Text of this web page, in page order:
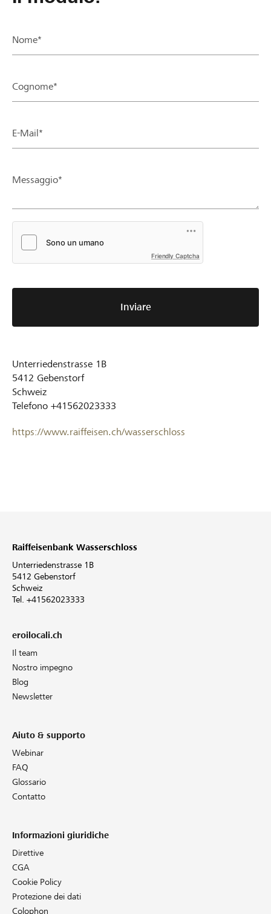
Nome*
Cognome*
E-Mail*
Messaggio*
Friendly Captcha
Inviare
Unterriedenstrasse 1B
5412 Gebenstorf
Schweiz
Telefono +41562023333
https://www.raiffeisen.ch/wasserschloss
Raiffeisenbank Wasserschloss
Unterriedenstrasse 1B
5412 Gebenstorf
Schweiz
Tel. +41562023333
eroilocali.ch
Il team
Nostro impegno
Blog
Newsletter
Aiuto & supporto
Webinar
FAQ
Glossario
Contatto
Informazioni giuridiche
Direttive
CGA
Cookie Policy
Protezione dei dati
Colophon